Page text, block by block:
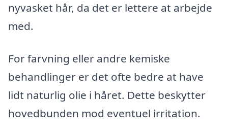
nyvasket hår, da det er lettere at arbejde
med.
For farvning eller andre kemiske
behandlinger er det ofte bedre at have
lidt naturlig olie i håret. Dette beskytter
hovedbunden mod eventuel irritation.